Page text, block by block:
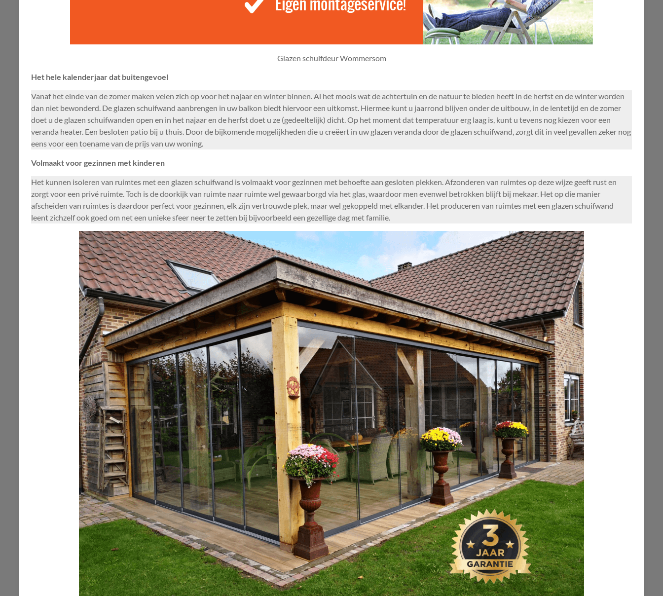
Glazen schuifdeur Wommersom
Het hele kalenderjaar dat buitengevoel
Vanaf het einde van de zomer maken velen zich op voor het najaar en winter binnen. Al het moois wat de achtertuin en de natuur te bieden heeft in de herfst en de winter worden
dan niet bewonderd. De glazen schuifwand aanbrengen in uw balkon biedt hiervoor een uitkomst. Hiermee kunt u jaarrond blijven onder de uitbouw, in de lentetijd en de zomer
doet u de glazen schuifwanden open en in het najaar en de herfst doet u ze (gedeeltelijk) dicht. Op het moment dat temperatuur erg laag is, kunt u tevens nog kiezen voor een
veranda heater. Een besloten patio bij u thuis. Door de bijkomende mogelijkheden die u creëert in uw glazen veranda door de glazen schuifwand, zorgt dit in veel gevallen zeker nog
eens voor een toename van de prijs van uw woning.
Volmaakt voor gezinnen met kinderen
Het kunnen isoleren van ruimtes met een glazen schuifwand is volmaakt voor gezinnen met behoefte aan gesloten plekken. Afzonderen van ruimtes op deze wijze geeft rust en
zorgt voor een privé ruimte. Toch is de doorkijk van ruimte naar ruimte wel gewaarborgd via het glas, waardoor men evenwel betrokken blijft bij mekaar. Het op die manier
afscheiden van ruimtes is daardoor perfect voor gezinnen, elk zijn vertrouwde plek, maar wel gekoppeld met elkander. Het produceren van ruimtes met een glazen schuifwand
leent zichzelf ook goed om net een unieke sfeer neer te zetten bij bijvoorbeeld een gezellige dag met familie.